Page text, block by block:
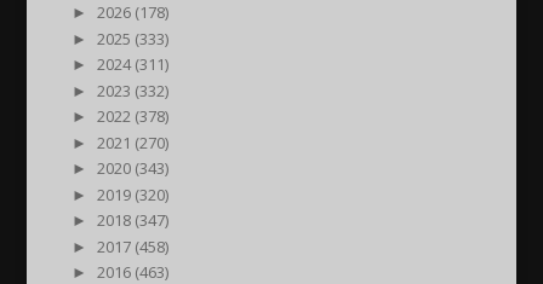
►
2026 (178)
►
2025 (333)
►
2024 (311)
►
2023 (332)
►
2022 (378)
►
2021 (270)
►
2020 (343)
►
2019 (320)
►
2018 (347)
►
2017 (458)
►
2016 (463)